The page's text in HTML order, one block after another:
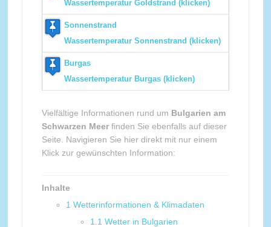
Wassertemperatur Goldstrand (klicken)
Sonnenstrand
Wassertemperatur Sonnenstrand (klicken)
Burgas
Wassertemperatur Burgas (klicken)
Vielfältige Informationen rund um Bulgarien am
Schwarzen Meerfinden Sie ebenfalls auf dieser
Seite. Navigieren Sie hier direkt mit nur einem
Klick zur gewünschten Information:
Inhalte
1 Wetterinformationen & Klimadaten
1.1 Wetter in Bulgarien